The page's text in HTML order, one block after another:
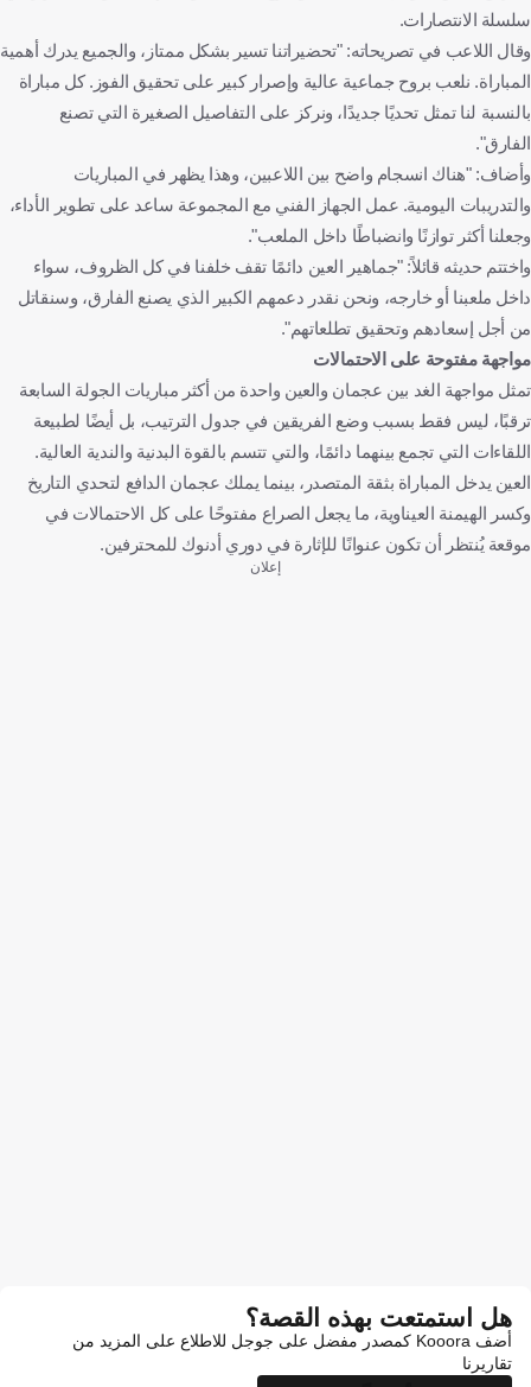
سلسلة الانتصارات.
وقال اللاعب في تصريحاته: "تحضيراتنا تسير بشكل ممتاز، والجميع يدرك أهمية
المباراة. نلعب بروح جماعية عالية وإصرار كبير على تحقيق الفوز. كل مباراة
بالنسبة لنا تمثل تحديًا جديدًا، ونركز على التفاصيل الصغيرة التي تصنع
الفارق".
وأضاف: "هناك انسجام واضح بين اللاعبين، وهذا يظهر في المباريات
والتدريبات اليومية. عمل الجهاز الفني مع المجموعة ساعد على تطوير الأداء،
وجعلنا أكثر توازنًا وانضباطًا داخل الملعب".
واختتم حديثه قائلاً: "جماهير العين دائمًا تقف خلفنا في كل الظروف، سواء
داخل ملعبنا أو خارجه، ونحن نقدر دعمهم الكبير الذي يصنع الفارق، وسنقاتل
من أجل إسعادهم وتحقيق تطلعاتهم".
مواجهة مفتوحة على الاحتمالات
تمثل مواجهة الغد بين عجمان والعين واحدة من أكثر مباريات الجولة السابعة
ترقبًا، ليس فقط بسبب وضع الفريقين في جدول الترتيب، بل أيضًا لطبيعة
اللقاءات التي تجمع بينهما دائمًا، والتي تتسم بالقوة البدنية والندية العالية.
العين يدخل المباراة بثقة المتصدر، بينما يملك عجمان الدافع لتحدي التاريخ
وكسر الهيمنة العيناوية، ما يجعل الصراع مفتوحًا على كل الاحتمالات في
موقعة يُنتظر أن تكون عنوانًا للإثارة في دوري أدنوك للمحترفين.
إعلان
هل استمتعت بهذه القصة؟
أضف Kooora كمصدر مفضل على جوجل للاطلاع على المزيد من
تقاريرنا